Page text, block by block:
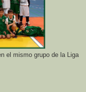
el mismo grupo de la Liga